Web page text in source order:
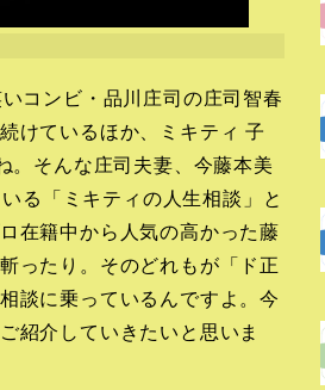
コンビ・品川庄司の庄司智春
けているほか、ミキティ 子
。そんな庄司夫妻、今藤本美
る「ミキティの人生相談」と
在籍中から人気の高かった藤
ったり。そのどれもが「ド正
談に乗っているんですよ。今
紹介していきたいと思いま